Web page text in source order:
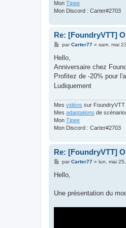
Mon Tipee
Mon Discord : Carter#2703
Re: [FoundryVTT]
M
s
a
g
parCarter77» sam. mai
Hello,
Anniversaire chez
Profitez de -20% pour
Ludiquement
Mes vidéos sur FoundryVTT
Mes adaptations de
Mon Tipee
Mon Discord : Carter#2703
Re: [FoundryVTT]
M
s
g
parCarter77» lun. mai
Hello,
Une présentation du